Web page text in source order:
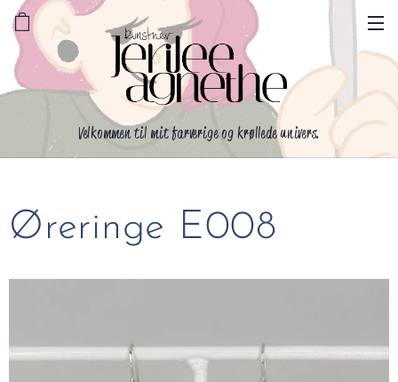
Velkommen til mit farverige og krøllede univers.
Øreringe E008